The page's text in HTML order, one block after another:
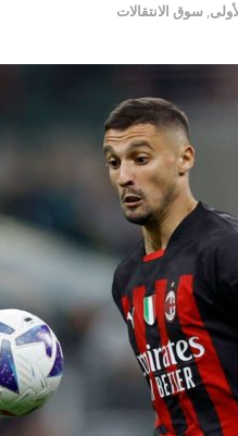
, سوق الانتقالات